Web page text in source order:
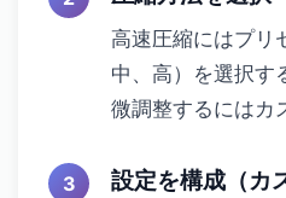
高速圧縮にはプリ
中、高）を選択す
微調整するにはカ
設定を構成（カ